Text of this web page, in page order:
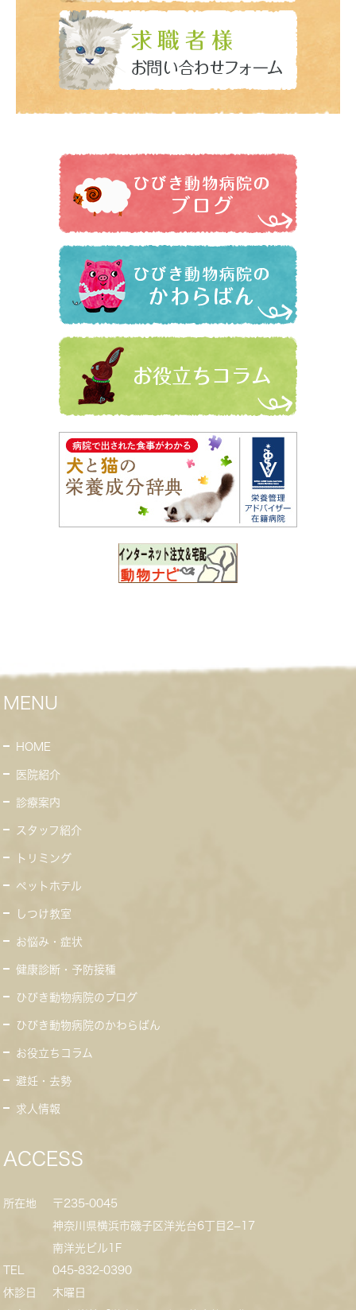
MENU
HOME
医院紹介
診療案内
スタッフ紹介
トリミング
ペットホテル
しつけ教室
お悩み・症状
健康診断・予防接種
ひびき動物病院のブログ
ひびき動物病院のかわらばん
お役立ちコラム
避妊・去勢
求人情報
ACCESS
所在地
〒235-0045
神奈川県横浜市磯子区洋光台6丁目2−17
南洋光ビル1F
TEL
045-832-0390
休診日
木曜日